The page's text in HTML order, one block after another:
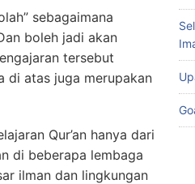
sebagaimana
boleh jadi akan
tersebut
di atas juga merupakan
Qur’an hanya dari
di beberapa lembaga
ilman dan lingkungan